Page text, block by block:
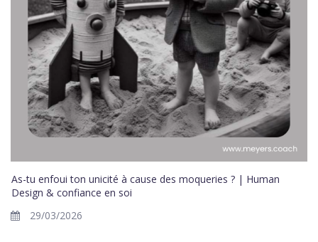
As-tu enfoui ton unicité à cause des moqueries ? | Human
Design & confiance en soi
29/03/2026